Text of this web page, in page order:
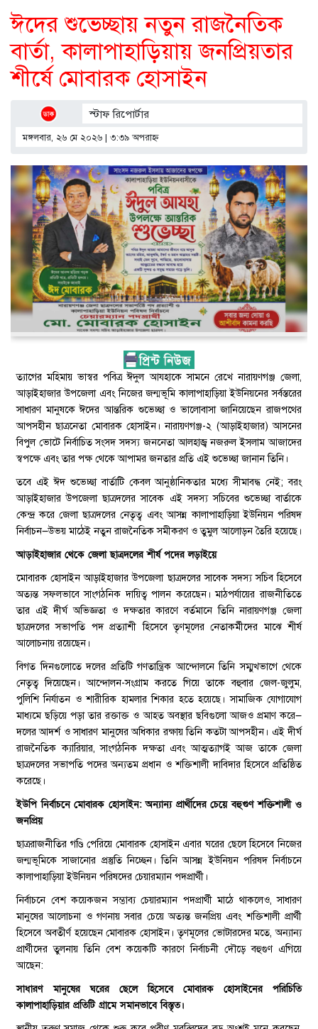
ঈদের শুভেচ্ছায় নতুন রাজনৈতিক
বার্তা, কালাপাহাড়িয়ায় জনপ্রিয়তার
শীর্ষে মোবারক হোসাইন
স্টাফ রিপোর্টার
মঙ্গলবার, ২৬ মে ২০২৬ | ৩:৩৯ অপরাহ্ণ
​ত্যাগের মহিমায় ভাস্বর পবিত্র ঈদুল আযহাকে সামনে রেখে নারায়ণগঞ্জ জেলা,
আড়াইহাজার উপজেলা এবং নিজের জন্মভূমি কালাপাহাড়িয়া ইউনিয়নের সর্বস্তরের
সাধারণ মানুষকে ঈদের আন্তরিক শুভেচ্ছা ও ভালোবাসা জানিয়েছেন রাজপথের
আপসহীন ছাত্রনেতা মোবারক হোসাইন। নারায়ণগঞ্জ-২ (আড়াইহাজার) আসনের
বিপুল ভোটে নির্বাচিত সংসদ সদস্য জননেতা আলহাজ্ব নজরুল ইসলাম আজাদের
স্বপক্ষে এবং তার পক্ষ থেকে আপামর জনতার প্রতি এই শুভেচ্ছা জানান তিনি।
​তবে এই ঈদ শুভেচ্ছা বার্তাটি কেবল আনুষ্ঠানিকতার মধ্যে সীমাবদ্ধ নেই; বরং
আড়াইহাজার উপজেলা ছাত্রদলের সাবেক এই সদস্য সচিবের শুভেচ্ছা বার্তাকে
কেন্দ্র করে জেলা ছাত্রদলের নেতৃত্ব এবং আসন্ন কালাপাহাড়িয়া ইউনিয়ন পরিষদ
নির্বাচন—উভয় মাঠেই নতুন রাজনৈতিক সমীকরণ ও তুমুল আলোড়ন তৈরি হয়েছে।
আড়াইহাজার থেকে জেলা ছাত্রদলের শীর্ষ পদের লড়াইয়ে
​মোবারক হোসাইন আড়াইহাজার উপজেলা ছাত্রদলের সাবেক সদস্য সচিব হিসেবে
অত্যন্ত সফলভাবে সাংগঠনিক দায়িত্ব পালন করেছেন। মাঠপর্যায়ের রাজনীতিতে
তার এই দীর্ঘ অভিজ্ঞতা ও দক্ষতার কারণে বর্তমানে তিনি নারায়ণগঞ্জ জেলা
ছাত্রদলের সভাপতি পদ প্রত্যাশী হিসেবে তৃণমূলের নেতাকর্মীদের মাঝে শীর্ষ
আলোচনায় রয়েছেন।
​বিগত দিনগুলোতে দলের প্রতিটি গণতান্ত্রিক আন্দোলনে তিনি সম্মুখভাগে থেকে
নেতৃত্ব দিয়েছেন। আন্দোলন-সংগ্রাম করতে গিয়ে তাকে বহুবার জেল-জুলুম,
পুলিশি নির্যাতন ও শারীরিক হামলার শিকার হতে হয়েছে। সামাজিক যোগাযোগ
মাধ্যমে ছড়িয়ে পড়া তার রক্তাক্ত ও আহত অবস্থার ছবিগুলো আজও প্রমাণ করে—
দলের আদর্শ ও সাধারণ মানুষের অধিকার রক্ষায় তিনি কতটা আপসহীন। এই দীর্ঘ
রাজনৈতিক ক্যারিয়ার, সাংগঠনিক দক্ষতা এবং আত্মত্যাগই আজ তাকে জেলা
ছাত্রদলের সভাপতি পদের অন্যতম প্রধান ও শক্তিশালী দাবিদার হিসেবে প্রতিষ্ঠিত
করেছে।
ইউপি নির্বাচনে মোবারক হোসাইন: অন্যান্য প্রার্থীদের চেয়ে বহুগুণ শক্তিশালী ও
জনপ্রিয়
​ছাত্ররাজনীতির গণ্ডি পেরিয়ে মোবারক হোসাইন এবার ঘরের ছেলে হিসেবে নিজের
জন্মভূমিকে সাজানোর প্রস্তুতি নিচ্ছেন। তিনি আসন্ন ইউনিয়ন পরিষদ নির্বাচনে
কালাপাহাড়িয়া ইউনিয়ন পরিষদের চেয়ারম্যান পদপ্রার্থী।
​নির্বাচনে বেশ কয়েকজন সম্ভাব্য চেয়ারম্যান পদপ্রার্থী মাঠে থাকলেও, সাধারণ
মানুষের আলোচনা ও গণনায় সবার চেয়ে অত্যন্ত জনপ্রিয় এবং শক্তিশালী প্রার্থী
হিসেবে অবতীর্ণ হয়েছেন মোবারক হোসাইন। তৃণমূলের ভোটারদের মতে, অন্যান্য
প্রার্থীদের তুলনায় তিনি বেশ কয়েকটি কারণে নির্বাচনী দৌড়ে বহুগুণ এগিয়ে
আছেন:
সাধারণ মানুষের ঘরের ছেলে হিসেবে মোবারক হোসাইনের পরিচিতি
কালাপাহাড়িয়ার প্রতিটি গ্রামে সমানভাবে বিস্তৃত।